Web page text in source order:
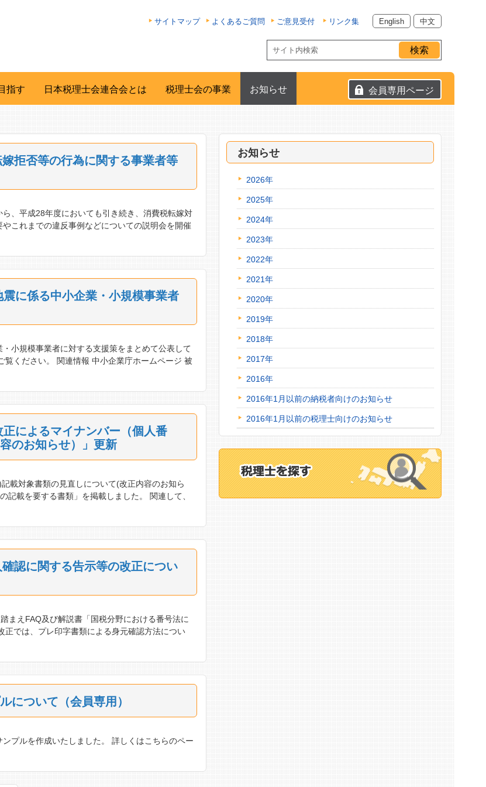
サイトマップ よくあるご質問 ご意見受付 リンク集 English 中文
会員専用ページ
指す 日本税理士会連合会とは 税理士会の事業 お知らせ
拒否等の行為に関する事業者等
、平成28年度においても引き続き、消費税転嫁対
これまでの違反事例などについての説明会を開催
に係る中小企業・小規模事業者
小規模事業者に対する支援策をまとめて公表して
ください。 関連情報 中小企業庁ホームページ 被
によるマイナンバー（個人番
のお知らせ）」更新
載対象書類の見直しについて(改正内容のお知ら
載を要する書類」を掲載しました。 関連して、
認に関する告示等の改正につい
まえFAQ及び解説書「国税分野における番号法に
では、プレ印字書類による身元確認方法につい
について（会員専用）
プルを作成いたしました。 詳しくはこちらのペー
お知らせ
2026年
2025年
2024年
2023年
2022年
2021年
2020年
2019年
2018年
2017年
2016年
2016年1月以前の納税者向けのお知らせ
2016年1月以前の税理士向けのお知らせ